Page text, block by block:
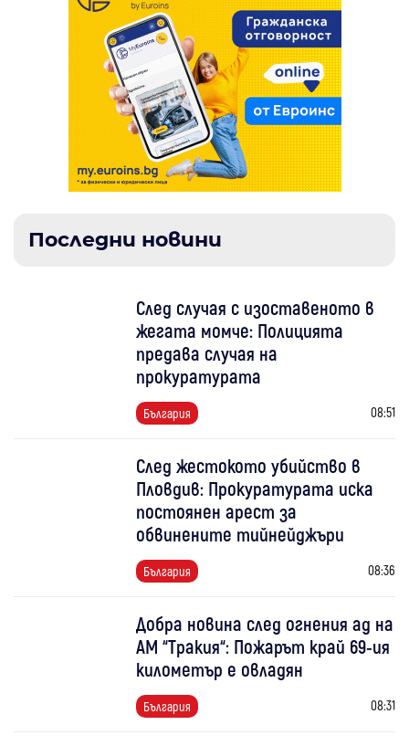
Последни новини
След случая с изоставеното в
жегата момче: Полицията
предава случая на
прокуратурата
България 08:51
След жестокото убийство в
Пловдив: Прокуратурата иска
постоянен арест за
обвинените тийнейджъри
България 08:36
Добра новина след огнения ад на
АМ “Тракия“: Пожарът край 69-ия
километър е овладян
България 08:31